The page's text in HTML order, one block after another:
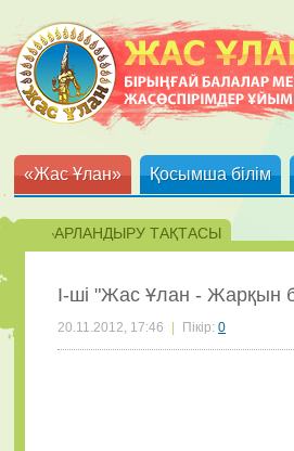
«Жас Ұлан» Қосымша білім
ХАБАРЛАНДЫРУ ТАҚТАСЫ
І-ші "Жас Ұлан - Жарқын
20.11.2012, 17:46 Пікір: 0